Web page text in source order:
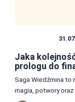
Jaka
prologu do
Saga Wiedźmina to
magia, potwory oraz